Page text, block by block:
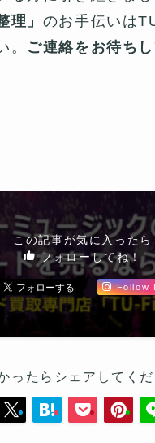
理」 のお手伝いは
。 ご連絡をお待ち
この記事が気に入ったら
フォローしてね！
Follow
ったらシェアしてく